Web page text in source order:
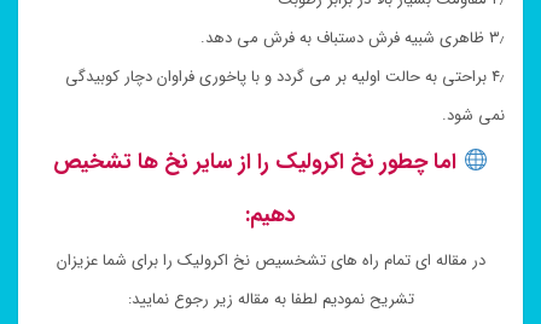
۳٫ ظاهری شبیه فرش دستباف به فرش می دهد.
۴٫ براحتی به حالت اولیه بر می گردد و با پاخوری فراوان دچار کوبیدگی
نمی شود.
اما چطور نخ اکرولیک را از سایر نخ ها تشخیص
دهیم:
در مقاله ای تمام راه های تشخسیص نخ اکرولیک را برای شما عزیزان
تشریح نمودیم لطفا به مقاله زیر رجوع نمایید: